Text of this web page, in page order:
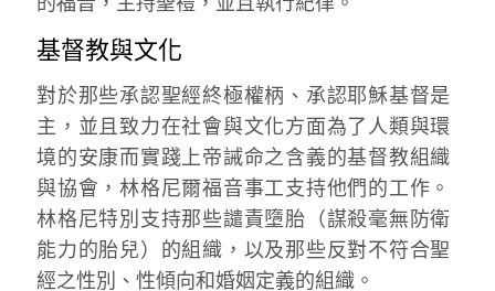
基督教與文化
對於那些承認聖經終極權柄、承認耶穌基督是
主，並且致力在社會與文化方面為了人類與環
境的安康而實踐上帝誡命之含義的基督教組織
與協會，林格尼爾福音事工支持他們的工作。
林格尼特別支持那些譴責墮胎（謀殺毫無防衛
能力的胎兒）的組織，以及那些反對不符合聖
經之性別、性傾向和婚姻定義的組織。